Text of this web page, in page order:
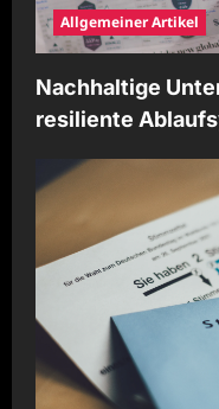
Allgemeiner Artikel
Nachhaltige
resiliente